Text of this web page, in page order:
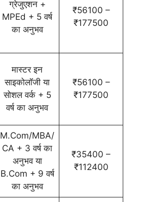
ग्रेजुएशन +
MPEd + 5 वर्ष
का अनुभव
₹56100 –
₹177500
मास्टर इन
साइकोलॉजी या
सोशल वर्क + 5
वर्ष का अनुभव
₹56100 –
₹177500
M.Com/MBA/
CA + 3 वर्ष का
अनुभव या
B.Com + 9 वर्ष
का अनुभव
₹35400 –
₹112400